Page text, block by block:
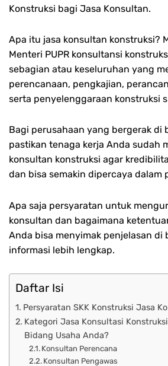
Konstruksi bagi Jasa Konsultan.
Apa itu jasa konsultan konstruksi?
Menteri PUPR konsultansi
sebagian atau keseluruhan yang
perencanaan, pengkajian,
serta penyelenggaraan konstruksi
Bagi perusahaan yang bergerak di
pastikan tenaga kerja Anda sudah
konsultan konstruksi agar
dan bisa semakin dipercaya dalam
Apa saja persyaratan untuk
konsultan dan bagaimana
Anda bisa menyimak penjelasan di
informasi lebih lengkap.
Daftar Isi
Persyaratan SKK Konstruksi Jasa
Kategori Jasa Konsultasi
Bidang Usaha Anda?
Konsultan Perencana
Konsultan Pengawas